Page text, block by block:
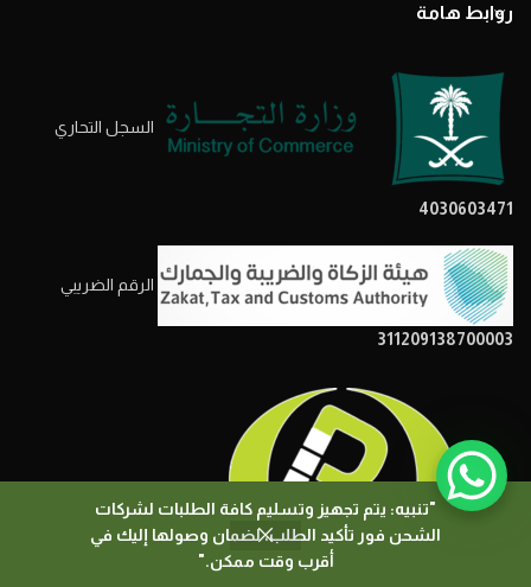
"تنبيه: يتم تجهيز وتسليم كافة الطلبات لشركات
الشحن فور تأكيد الطلب، لضمان وصولها إليك في
أقرب وقت ممكن."
روابط هامة
السجل التحاري
4030603471
الرقم الضريبي
311209138700003